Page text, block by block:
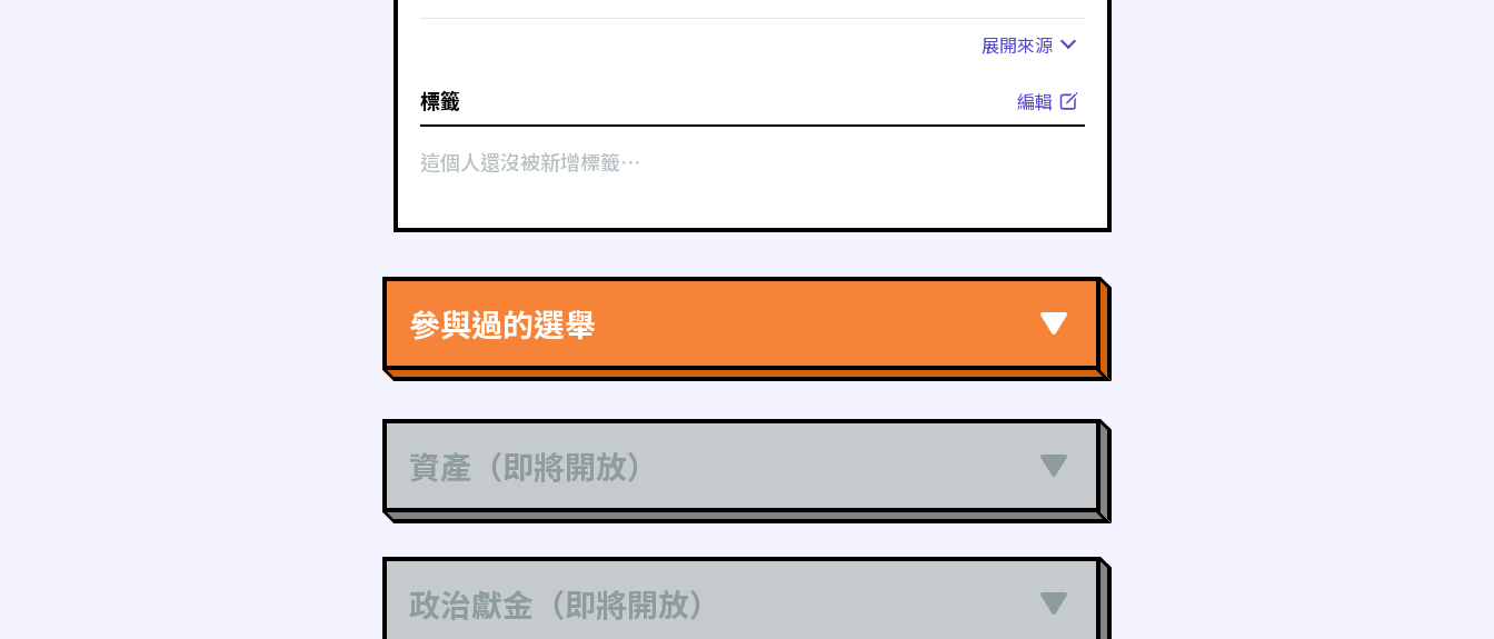
展開來源
標籤 編輯
這個人還沒被新增標籤⋯
參與過的選舉
資產（即將開放）
政治獻金（即將開放）